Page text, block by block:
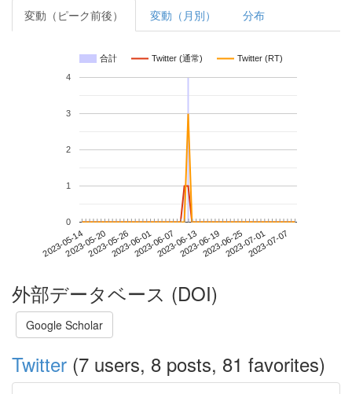
変動（ピーク前後） 変動（月別） 分布
合計 Twitter (通常) Twitter (RT)
2023-05-142023-05-202023-05-262023-06-012023-06-072023-06-132023-06-192023-06-252023-07-012023-07-07
0
1
2
3
4
外部データベース (DOI)
Google Scholar
Twitter (7 users, 8 posts, 81 favorites)